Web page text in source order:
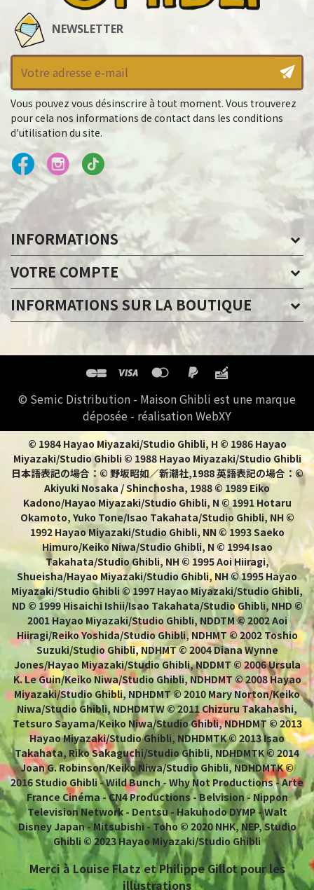
NEWSLETTER
Vous pouvez vous désinscrire à tout moment. Vous trouverez
pour cela nos informations de contact dans les conditions
d'utilisation du site.
INFORMATIONS
VOTRE COMPTE
INFORMATIONS SUR LA BOUTIQUE
© Semic Distribution - Maison Ghibli est une marque
déposée - réalisation WebXY
© 1984 Hayao Miyazaki/Studio Ghibli, H © 1986 Hayao
Miyazaki/Studio Ghibli © 1988 Hayao Miyazaki/Studio Ghibli
日本語表記の場合：© 野坂昭如／新潮社,1988 英語表記の場合：©
Akiyuki Nosaka / Shinchosha, 1988 © 1989 Eiko
Kadono/Hayao Miyazaki/Studio Ghibli, N © 1991 Hotaru
Okamoto, Yuko Tone/Isao Takahata/Studio Ghibli, NH ©
1992 Hayao Miyazaki/Studio Ghibli, NN © 1993 Saeko
Himuro/Keiko Niwa/Studio Ghibli, N © 1994 Isao
Takahata/Studio Ghibli, NH © 1995 Aoi Hiiragi,
Shueisha/Hayao Miyazaki/Studio Ghibli, NH © 1995 Hayao
Miyazaki/Studio Ghibli © 1997 Hayao Miyazaki/Studio Ghibli,
ND © 1999 Hisaichi Ishii/Isao Takahata/Studio Ghibli, NHD ©
2001 Hayao Miyazaki/Studio Ghibli, NDDTM © 2002 Aoi
Hiiragi/Reiko Yoshida/Studio Ghibli, NDHMT © 2002 Toshio
Suzuki/Studio Ghibli, NDHMT © 2004 Diana Wynne
Jones/Hayao Miyazaki/Studio Ghibli, NDDMT © 2006 Ursula
K. Le Guin/Keiko Niwa/Studio Ghibli, NDHDMT © 2008 Hayao
Miyazaki/Studio Ghibli, NDHDMT © 2010 Mary Norton/Keiko
Niwa/Studio Ghibli, NDHDMTW © 2011 Chizuru Takahashi,
Tetsuro Sayama/Keiko Niwa/Studio Ghibli, NDHDMT © 2013
Hayao Miyazaki/Studio Ghibli, NDHDMTK © 2013 Isao
Takahata, Riko Sakaguchi/Studio Ghibli, NDHDMTK © 2014
Joan G. Robinson/Keiko Niwa/Studio Ghibli, NDHDMTK ©
2016 Studio Ghibli - Wild Bunch - Why Not Productions - Arte
France Cinéma - CN4 Productions - Belvision - Nippon
Television Network - Dentsu - Hakuhodo DYMP - Walt
Disney Japan - Mitsubishi - Toho © 2020 NHK, NEP, Studio
Ghibli © 2023 Hayao Miyazaki/Studio Ghibli
Merci à Louise Flatz et Philippe Gillot pour les
illustrations